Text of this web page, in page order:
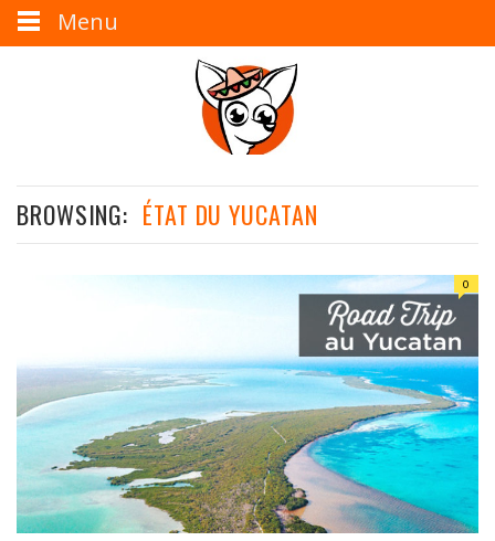
BROWSING: ÉTAT DU YUCATAN
0
Menu